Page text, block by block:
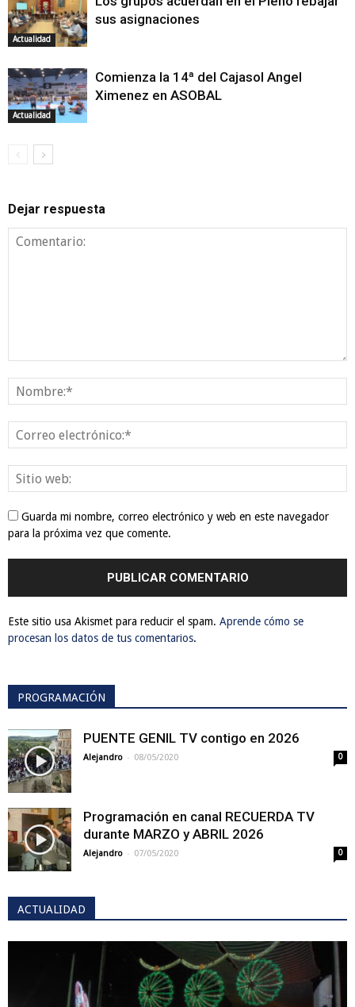
Actualidad
sus asignaciones
Actualidad
Comienza la 14ª del Cajasol Angel
Ximenez en ASOBAL
Dejar respuesta
Guarda mi nombre, correo electrónico y web en este navegador
para la próxima vez que comente.
Este sitio usa Akismet para reducir el spam. Aprende cómo se
procesan los datos de tus comentarios.
PROGRAMACIÓN
PUENTE GENIL TV contigo en 2026
Alejandro - 08/05/2020 0
Programación en canal RECUERDA TV
durante MARZO y ABRIL 2026
Alejandro - 07/05/2020 0
ACTUALIDAD